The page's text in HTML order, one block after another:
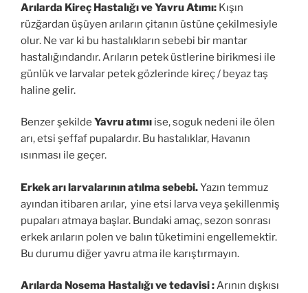
Arılarda Kireç Hastalığı ve Yavru Atımı: Kışın
rüzğardan üşüyen arıların çitanın üstüne çekilmesiyle
olur. Ne var ki bu hastalıkların sebebi bir mantar
hastalığındandır. Arıların petek üstlerine birikmesi ile
günlük ve larvalar petek gözlerinde kireç / beyaz taş
haline gelir.
Benzer şekilde Yavru atımı ise, soguk nedeni ile ölen
arı, etsi şeffaf pupalardır. Bu hastalıklar, Havanın
ısınması ile geçer.
Erkek arı larvalarının atılma sebebi.Yazın temmuz
ayından itibaren arılar, yine etsi larva veya şekillenmiş
pupaları atmaya başlar. Bundaki amaç, sezon sonrası
erkek arıların polen ve balın tüketimini engellemektir.
Bu durumu diğer yavru atma ile karıştırmayın.
Arılarda Nosema Hastalığı ve tedavisi :Arının dışkısı